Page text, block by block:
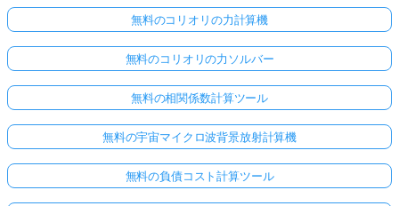
無料のコリオリの力計算機
無料のコリオリの力ソルバー
無料の相関係数計算ツール
無料の宇宙マイクロ波背景放射計算機
無料の負債コスト計算ツール